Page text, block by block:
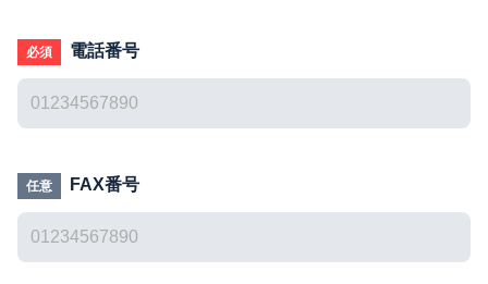
必須 電話番号
任意 FAX番号